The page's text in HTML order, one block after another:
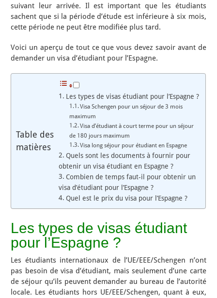
suivant leur arrivée. Il est important que les étudiants
sachent que si la période d’étude est inférieure à six mois,
cette période ne peut être modifiée plus tard.
Voici un aperçu de tout ce que vous devez savoir avant de
demander un visa d’étudiant pour l’Espagne.
Table des
matières
Les types de visas étudiant pour l’Espagne ?
Visa Schengen pour un séjour de 3 mois
maximum
Visa d’étudiant à court terme pour un séjour
de 180 jours maximum
Visa long séjour pour étudiant en Espagne
Quels sont les documents à fournir pour
obtenir un visa étudiant en Espagne ?
Combien de temps faut-il pour obtenir un
visa d’étudiant pour l’Espagne ?
Quel est le prix du visa pour l’Espagne ?
Les types de visas étudiant
pour l’Espagne ?
Les étudiants internationaux de l’UE/EEE/Schengen n’ont
pas besoin de visa d’étudiant, mais seulement d’une carte
de séjour qu’ils peuvent demander au bureau de l’autorité
locale. Les étudiants hors UE/EEE/Schengen, quant à eux,